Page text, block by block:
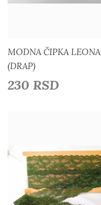
MODNA ČIPKA LEONA
(DRAP)
230 RSD
Detaljnije